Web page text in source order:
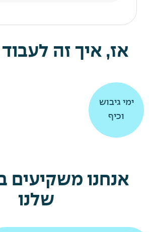
אז, איך זה
ימי גיבוש
וכיף
תרומה
לקהילה
ימי גיבוש
וכיף
תרומה
לקהילה
אנחנו משקיעים
שלנו